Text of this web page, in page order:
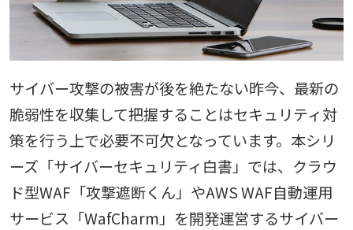
サイバー攻撃の被害が後を絶たない昨今、最新の
脆弱性を収集して把握することはセキュリティ対
策を行う上で必要不可欠となっています。本シリ
ーズ「サイバーセキュリティ白書」では、クラウ
ド型WAF「攻撃遮断くん」やAWS WAF自動運用
サービス「WafCharm」を開発運営するサイバー